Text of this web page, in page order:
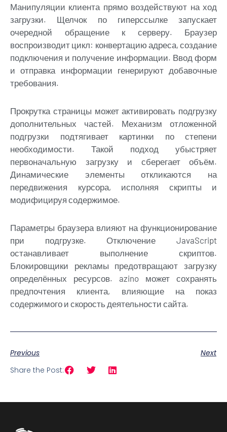
Манипуляции клиента прямо воздействуют на ход
загрузки. Щелчок по гиперссылке запускает
очередной обращение к серверу. Браузер
воспроизводит цикл: конвертацию адреса, создание
подключения и получение информации. Ввод форм
и отправка информации генерируют добавочные
требования.
Прокрутка страницы может активировать подгрузку
дополнительных частей. Механизм отложенной
подгрузки подтягивает картинки по степени
необходимости. Такой подход убыстряет
первоначальную загрузку и сберегает объём.
Динамические элементы откликаются на
передвижения курсора, исполняя скрипты и
модифицируя содержимое.
Параметры браузера влияют на функционирование
при подгрузке. Отключение JavaScript
останавливает выполнение скриптов.
Блокировщики рекламы предотвращают загрузку
определённых ресурсов. azino может сохранять
предпочтения клиента, влияющие на показ
содержимого и скорость деятельности сайта.
Previous
Next
Share the Post: